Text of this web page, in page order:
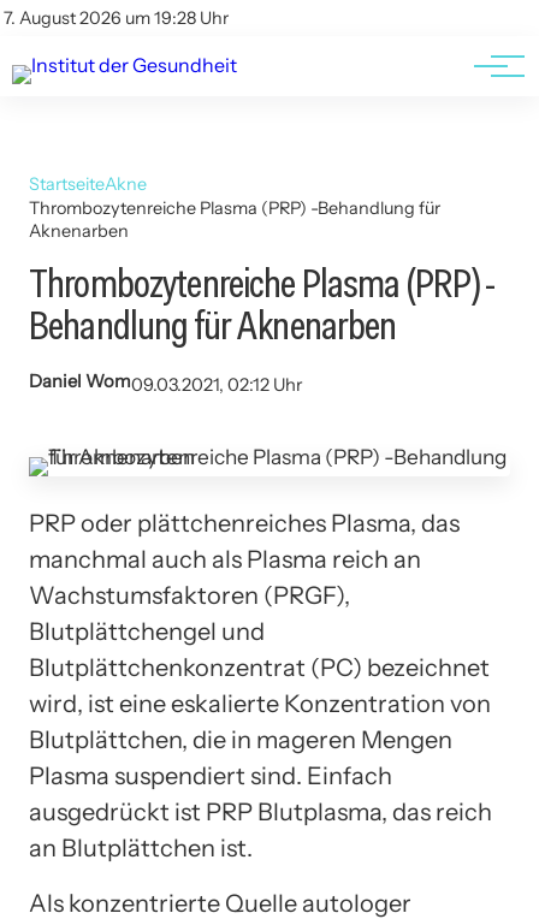
7. August 2026 um 19:28 Uhr
Kontakt
Kontakt
AGBs
StartseiteAkne
Thrombozytenreiche Plasma (PRP) -Behandlung für
Aknenarben
Thrombozytenreiche Plasma (PRP) -
Behandlung für Aknenarben
Daniel Wom09.03.2021, 02:12 Uhr
PRP oder plättchenreiches Plasma, das
manchmal auch als Plasma reich an
Wachstumsfaktoren (PRGF),
Blutplättchengel und
Blutplättchenkonzentrat (PC) bezeichnet
wird, ist eine eskalierte Konzentration von
Blutplättchen, die in mageren Mengen
Plasma suspendiert sind. Einfach
ausgedrückt ist PRP Blutplasma, das reich
an Blutplättchen ist.
Als konzentrierte Quelle autologer